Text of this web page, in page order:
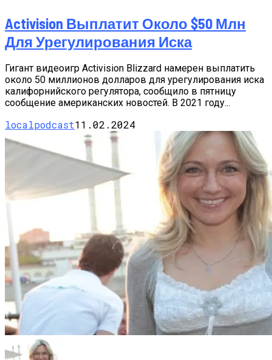
Activision Выплатит Около $50 Млн
Для Урегулирования Иска
Гигант видеоигр Activision Blizzard намерен выплатить
около 50 миллионов долларов для урегулирования иска
калифорнийского регулятора, сообщило в пятницу
сообщение американских новостей. В 2021 году...
localpodcast11.02.2024